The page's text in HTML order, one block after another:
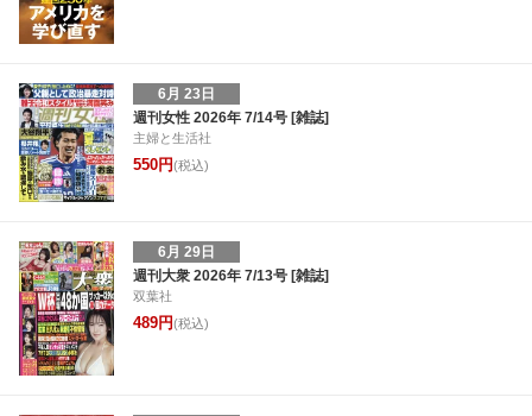
6月 23日
週刊女性 2026年 7/14号 [雑誌]
主婦と生活社
550円(税込)
6月 29日
週刊大衆 2026年 7/13号 [雑誌]
双葉社
489円(税込)